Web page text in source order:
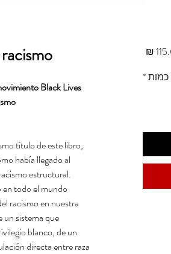
Black Lives
título de este libro,
había llegado al
estructural.
todo el mundo.
racismo en nuestra
un sistema que
blanco, de un
directa entre raza
כמות*